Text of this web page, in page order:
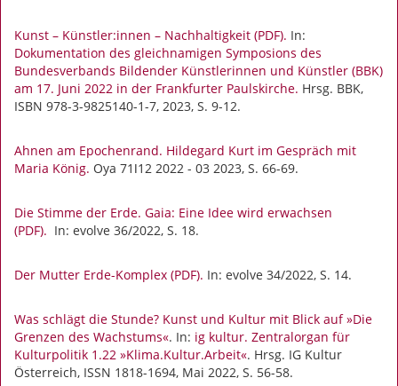
Kunst – Künstler:innen – Nachhaltigkeit (PDF). In:
Dokumentation des gleichnamigen Symposions des
Bundesverbands Bildender Künstlerinnen und Künstler (BBK)
am 17. Juni 2022 in der Frankfurter Paulskirche. Hrsg. BBK,
ISBN 978-3-9825140-1-7, 2023, S. 9-12.
Ahnen am Epochenrand. Hildegard Kurt im Gespräch mit
Maria König. Oya 71ǀ12 2022 - 03 2023, S. 66-69.
Die Stimme der Erde. Gaia: Eine Idee wird erwachsen
(PDF). In: evolve 36/2022, S. 18.
Der Mutter Erde-Komplex (PDF). In: evolve 34/2022, S. 14.
Was schlägt die Stunde? Kunst und Kultur mit Blick auf »Die
Grenzen des Wachstums«. In: ig kultur. Zentralorgan für
Kulturpolitik 1.22 »Klima.Kultur.Arbeit«. Hrsg. IG Kultur
Österreich, ISSN 1818-1694, Mai 2022, S. 56-58.